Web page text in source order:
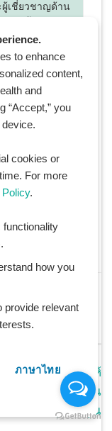
เชี่ยวชาญด้าน
นียบัตรด้านการ
ลอวัย รักการทำ
ชอบท่องเที่ยว
ไลน์แบบไม่หวง
Eating
ภาพ ,รักษาหุ่น,ลด
ลือก ชุดแต่งงาน ให้
ะใช่ที่สุดสำหรับวัน
สำคัญของคุณ
to enhance
content,
and
“Accept,” you
cookies or
For more
.
functionality
how you
provide relevant
ภาษาไทย